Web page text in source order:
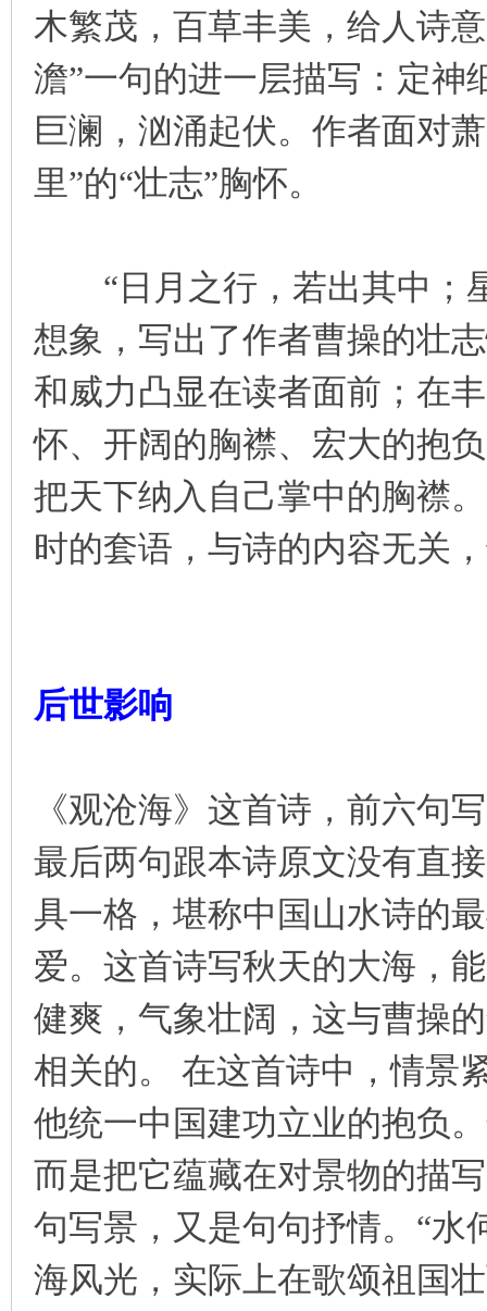
木繁茂，百草丰美，给人诗
澹”一句的进一层描写：定神
巨澜，汹涌起伏。作者面对
里”的“壮志”胸怀。
“日月之行，若出其中；
想象，写出了作者曹操的壮
和威力凸显在读者面前；在
怀、开阔的胸襟、宏大的抱
把天下纳入自己掌中的胸襟
时的套语，与诗的内容无关
后世影响
《观沧海》这首诗，前六句
最后两句跟本诗原文没有直
具一格，堪称中国山水诗的
爱。这首诗写秋天的大海，
健爽，气象壮阔，这与曹操
相关的。 在这首诗中，情景
他统一中国建功立业的抱负
而是把它蕴藏在对景物的描
句写景，又是句句抒情。“水
海风光，实际上在歌颂祖国